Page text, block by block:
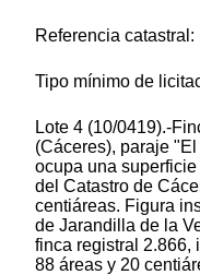
Referencia
Tipo mínimo de
Lote 4 (10/0419).-
(Cáceres), paraje
ocupa una superficie
del Catastro de
centiáreas. Figura
de Jarandilla de la
finca registral 2.866,
88 áreas y 20